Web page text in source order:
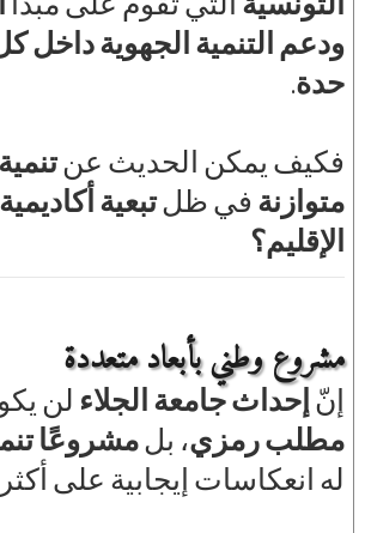
التونسية التي تقوم على مبدأ
ودعم التنمية الجهوية داخل
حدة.
فكيف يمكن الحديث عن
متوازنة في ظلتبعية
الإقليم؟
مشروع وطني بأبعاد متعددة
إنّإحداث جامعة الجلاء لن
مطلب رمزي، بلمشروعًا
له انعكاسات إيجابية على